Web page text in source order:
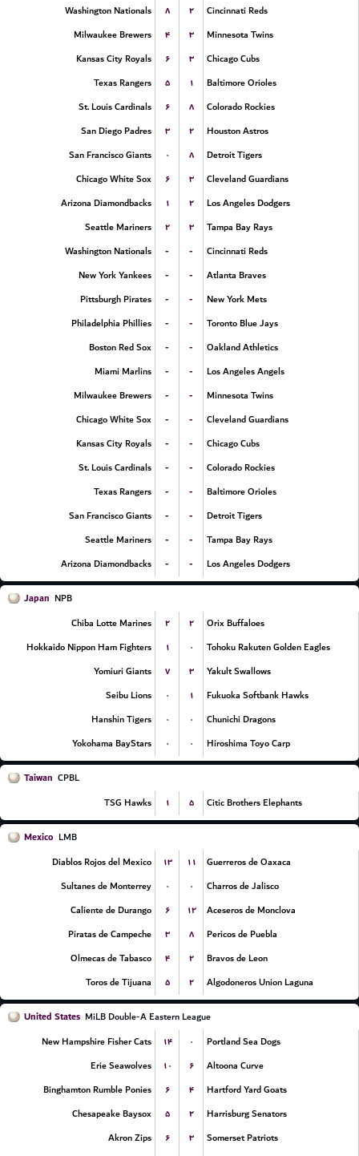
Washington Nationals
۸ ۲
Cincinnati Reds
Milwaukee Brewers
۴ ۳
Minnesota Twins
Kansas City Royals
۶ ۳
Chicago Cubs
Texas Rangers
۵ ۱
Baltimore Orioles
St. Louis Cardinals
۶ ۸
Colorado Rockies
San Diego Padres
۳ ۲
Houston Astros
San Francisco Giants
۰ ۸
Detroit Tigers
Chicago White Sox
۶ ۳
Cleveland Guardians
Arizona Diamondbacks
۱ ۲
Los Angeles Dodgers
Seattle Mariners
۲ ۳
Tampa Bay Rays
Washington Nationals
- -
Cincinnati Reds
New York Yankees
- -
Atlanta Braves
Pittsburgh Pirates
- -
New York Mets
Philadelphia Phillies
- -
Toronto Blue Jays
Boston Red Sox
- -
Oakland Athletics
Miami Marlins
- -
Los Angeles Angels
Milwaukee Brewers
- -
Minnesota Twins
Chicago White Sox
- -
Cleveland Guardians
Kansas City Royals
- -
Chicago Cubs
St. Louis Cardinals
- -
Colorado Rockies
Texas Rangers
- -
Baltimore Orioles
San Francisco Giants
- -
Detroit Tigers
Seattle Mariners
- -
Tampa Bay Rays
Arizona Diamondbacks
- - Los Angeles Dodgers
Japan NPB
Chiba Lotte Marines
۲ ۲
Orix Buffaloes
Hokkaido Nippon Ham Fighters
۱ ۰
Tohoku Rakuten Golden Eagles
Yomiuri Giants
۷ ۳
Yakult Swallows
Seibu Lions
۰ ۱
Fukuoka Softbank Hawks
Hanshin Tigers
۰ ۰
Chunichi Dragons
Yokohama BayStars
۰ ۰ Hiroshima Toyo Carp
Taiwan CPBL
TSG Hawks
۱ ۵ Citic Brothers Elephants
Mexico LMB
Diablos Rojos del Mexico
۱۳ ۱۱
Guerreros de Oaxaca
Sultanes de Monterrey
۰ ۰
Charros de Jalisco
Caliente de Durango
۶ ۱۲
Aceseros de Monclova
Piratas de Campeche
۳ ۸
Pericos de Puebla
Olmecas de Tabasco
۴ ۲
Bravos de Leon
Toros de Tijuana
۵ ۲ Algodoneros Union Laguna
United States MiLB Double-A Eastern League
New Hampshire Fisher Cats
۱۴ ۰
Portland Sea Dogs
Erie Seawolves
۱۰ ۶
Altoona Curve
Binghamton Rumble Ponies
۶ ۴
Hartford Yard Goats
Chesapeake Baysox
۵ ۲
Harrisburg Senators
Akron Zips
۶ ۳
Somerset Patriots